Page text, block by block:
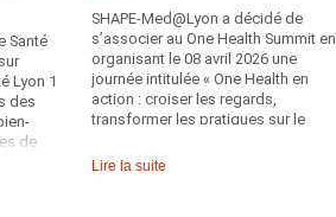
Santé
Lyon 1
des
de
SHAPE-Med@Lyon a décidé de
s’associer au One Health Summit en
organisant le 08 avril 2026 une
journée intitulée « One Health en
action : croiser les regards,
transformer les pratiques sur le
Lire la suite